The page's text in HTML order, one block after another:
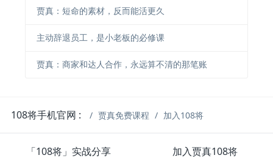
贾真：短命的素材，反而能活更久
主动辞退员工，是小老板的必修课
贾真：商家和达人合作，永远算不清的那笔账
108将手机官网 : 贾真免费课程 加入108将
「108将」实战分享 加入贾真108将